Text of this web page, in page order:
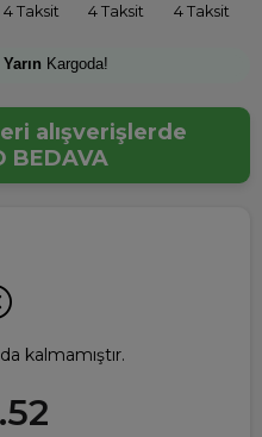
4 Taksit 4 Taksit 4 Taksit
Kargoda!
alışverişlerde
BEDAVA
kalmamıştır.